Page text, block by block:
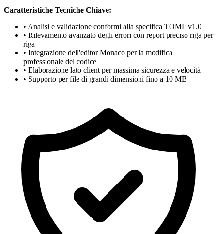
Caratteristiche Tecniche Chiave:
• Analisi e validazione conformi alla specifica TOML v1.0
• Rilevamento avanzato degli errori con report preciso riga per
riga
• Integrazione dell'editor Monaco per la modifica
professionale del codice
• Elaborazione lato client per massima sicurezza e velocità
• Supporto per file di grandi dimensioni fino a 10 MB